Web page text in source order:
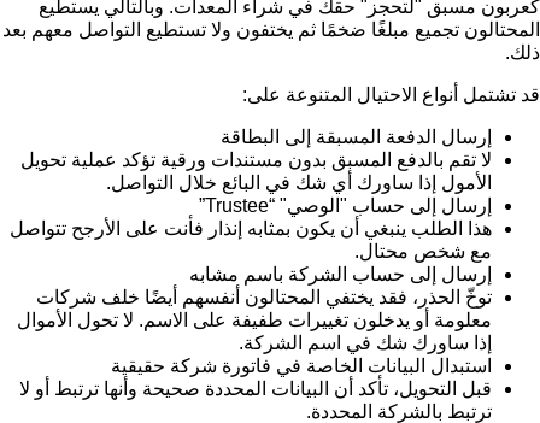
كعربون مسبق "لتحجز" حقك في شراء المعدات. وبالتالي يستطيع
المحتالون تجميع مبلغًا ضخمًا ثم يختفون ولا تستطيع التواصل معهم بعد
ذلك.
قد تشتمل أنواع الاحتيال المتنوعة على:
إرسال الدفعة المسبقة إلى البطاقة
لا تقم بالدفع المسبق بدون مستندات ورقية تؤكد عملية تحويل
الأمول إذا ساورك أي شك في البائع خلال التواصل.
إرسال إلى حساب "الوصي" “Trustee”
هذا الطلب ينبغي أن يكون بمثابه إنذار فأنت على الأرجح تتواصل
مع شخص محتال.
إرسال إلى حساب الشركة باسم مشابه
توخّ الحذر، فقد يختفي المحتالون أنفسهم أيضًا خلف شركات
معلومة أو يدخلون تغييرات طفيفة على الاسم. لا تحول الأموال
إذا ساورك شك في اسم الشركة.
استبدال البيانات الخاصة في فاتورة شركة حقيقية
قبل التحويل، تأكد أن البيانات المحددة صحيحة وأنها ترتبط أو لا
ترتبط بالشركة المحددة.